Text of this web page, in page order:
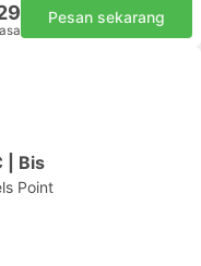
Pesan sekarang
| Bis
Point